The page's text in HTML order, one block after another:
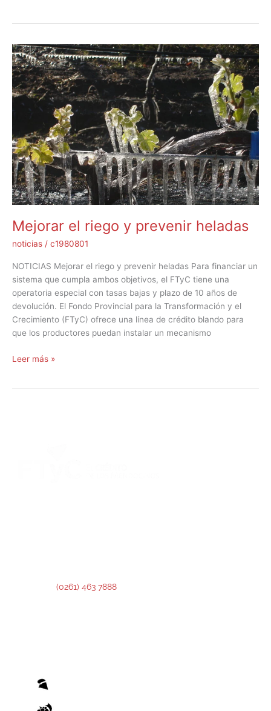
Mejorar el riego y prevenir heladas
noticias / c1980801
NOTICIAS Mejorar el riego y prevenir heladas Para financiar un
sistema que cumpla ambos objetivos, el FTyC tiene una
operatoria especial con tasas bajas y plazo de 10 años de
devolución. El Fondo Provincial para la Transformación y el
Crecimiento (FTyC) ofrece una línea de crédito blando para
que los productores puedan instalar un mecanismo
Mejorar
el
riego
y
prevenir
Leer más »
(0261) 463 7888